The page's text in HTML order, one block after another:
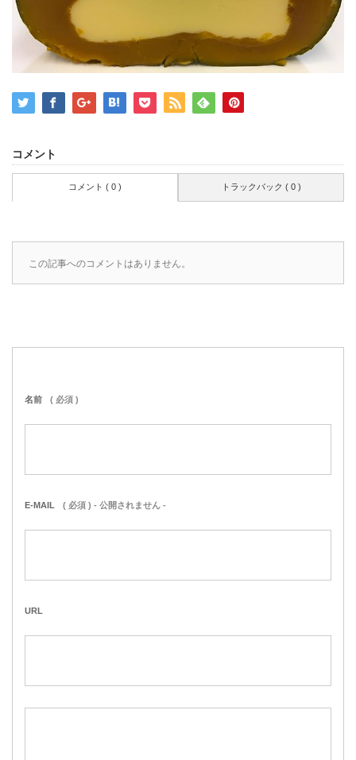
コメント
コメント ( 0 ) トラックバック ( 0 )
この記事へのコメントはありません。
名前 ( 必須 )
E-MAIL ( 必須 ) - 公開されません -
URL